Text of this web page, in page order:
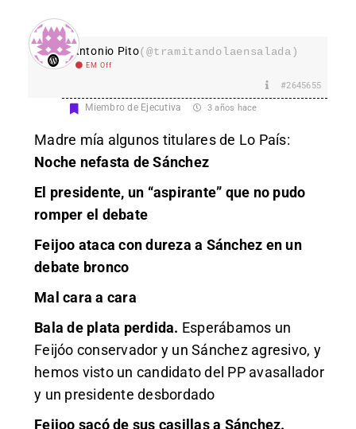
Antonio Pito(@tramitandolaensalada)
EM Off
#2645655
Miembro de Ejecutiva 3 años hace
Madre mía algunos titulares de Lo País:
Noche nefasta de Sánchez
El presidente, un “aspirante” que no pudo
romper el debate
Feijoo ataca con dureza a Sánchez en un
debate bronco
Mal cara a cara
Bala de plata perdida. Esperábamos un
Feijóo conservador y un Sánchez agresivo, y
hemos visto un candidato del PP avasallador
y un presidente desbordado
Feijoo sacó de sus casillas a Sánchez.